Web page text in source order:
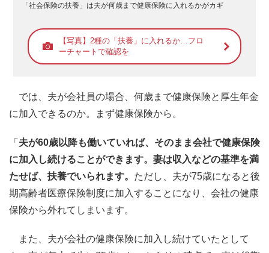
「社会保険の扶養」は夫が何歳まで健康保険に入れるかがカギ
【写真】2種の「扶養」に入れるか…フロ
ーチャートで確認を
では、夫が会社員の場合、何歳まで健康保険と厚生年金
に加入できるのか。まず健康保険から。
「 夫が60歳以降も働いていれば、そのまま会社で健康保険
に加入し続けることができます。妻は収入などの基準を満
たせば、扶養でいられます。 ただし、夫が75歳になると後
期高齢者医療保険制度に加入することになり、会社の健康
保険から外れてしまいます。
また、夫が会社の健康保険に加入し続けていたとして